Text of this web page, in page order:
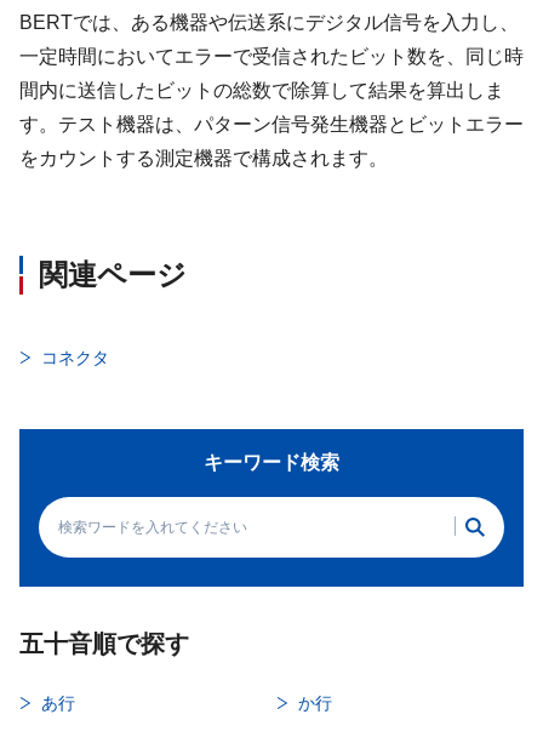
BERTでは、ある機器や伝送系にデジタル信号を入力し、
一定時間においてエラーで受信されたビット数を、同じ時
間内に送信したビットの総数で除算して結果を算出しま
す。テスト機器は、パターン信号発生機器とビットエラー
をカウントする測定機器で構成されます。
関連ページ
コネクタ
キーワード検索
五十音順で探す
あ行 か行